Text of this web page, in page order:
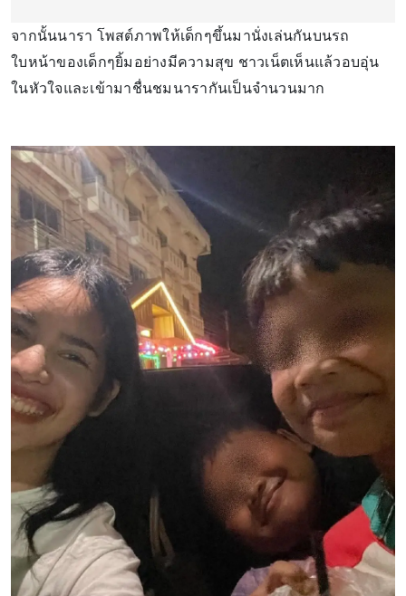
จากนั้นนารา โพสต์ภาพให้เด็กๆขึ้นมานั่งเล่นกันบนรถ
ใบหน้าของเด็กๆยิ้มอย่างมีความสุข ชาวเน็ตเห็นแล้วอบอุ่น
ในหัวใจและเข้ามาชื่นชมนารากันเป็นจำนวนมาก